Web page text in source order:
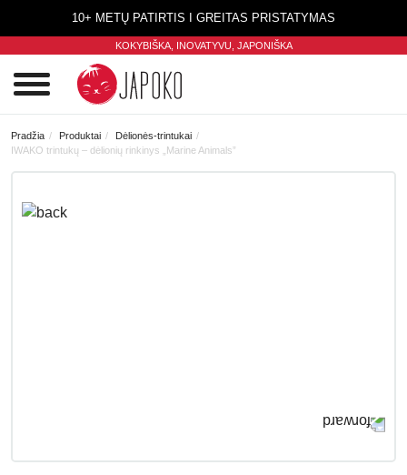
10+ METŲ PATIRTIS I GREITAS PRISTATYMAS
KOKYBIŠKA, INOVATYVU, JAPONIŠKA
Pradžia Produktai
Dėlionės-trintukai
IWAKO trintukų – dėlionių rinkinys „Marine Animals”